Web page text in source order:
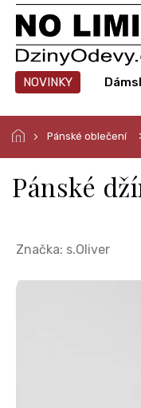
Přejít
obsah
NOVINKY
Pánské oblečení
Pánské
Značka: s.Oliver